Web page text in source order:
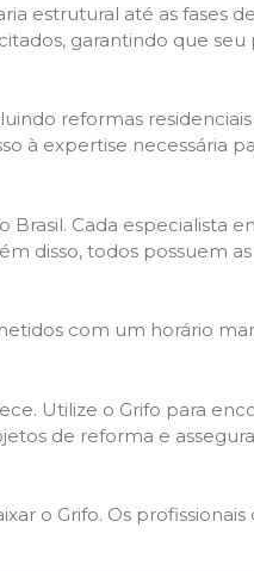
estrutural até as fases
garantindo que
reformas
à expertise necessária
Brasil. Cada especialista
disso, todos possuem
com um horário
Utilize o Grifo para
de reforma e
o Grifo. Os profissionais